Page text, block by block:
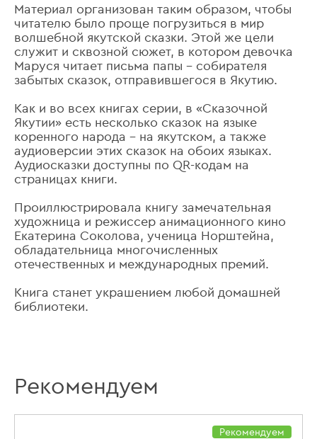
Материал организован таким образом, чтобы
читателю было проще погрузиться в мир
волшебной якутской сказки. Этой же цели
служит и сквозной сюжет, в котором девочка
Маруся читает письма папы – собирателя
забытых сказок, отправившегося в Якутию.
Как и во всех книгах серии, в «Сказочной
Якутии» есть несколько сказок на языке
коренного народа – на якутском, а также
аудиоверсии этих сказок на обоих языках.
Аудиосказки доступны по QR-кодам на
страницах книги.
Проиллюстрировала книгу замечательная
художница и режиссер анимационного кино
Екатерина Соколова, ученица Норштейна,
обладательница многочисленных
отечественных и международных премий.
Книга станет украшением любой домашней
библиотеки.
Рекомендуем
Рекомендуем